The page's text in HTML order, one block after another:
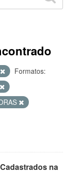
Formatos:
na